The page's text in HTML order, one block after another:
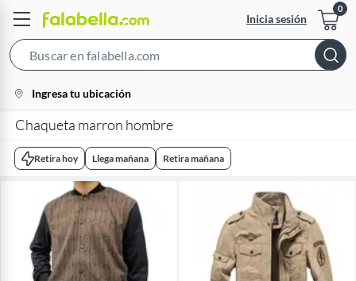
Inicia sesión
Bar
location-
icon
Ingresa tu ubicación
Chaqueta marron hombre
Retira hoy Llega mañana Retira mañana